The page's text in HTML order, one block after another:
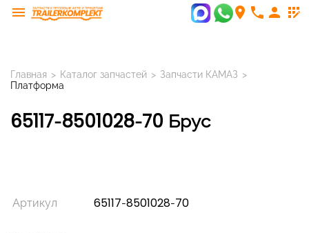
menu room phone person app_registration
Главная > Каталог запчастей > Запчасти КАМАЗ >
Платформа
65117-8501028-70 Брус
Артикул 65117-8501028-70